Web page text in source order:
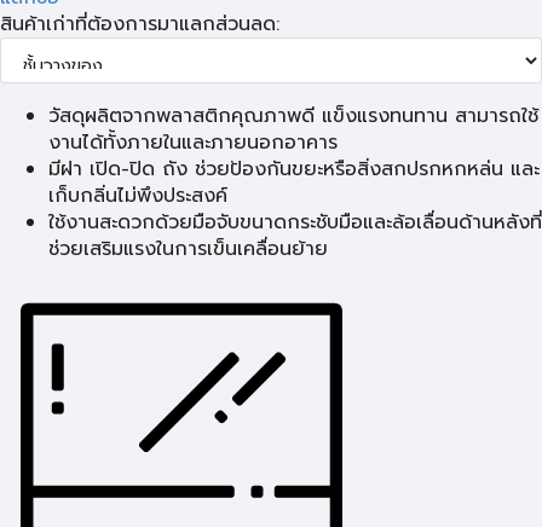
สินค้าเก่าที่ต้องการมาแลกส่วนลด:
วัสดุผลิตจากพลาสติกคุณภาพดี แข็งแรงทนทาน สามารถใช้
งานได้ทั้งภายในและภายนอกอาคาร
มีฝา เปิด-ปิด ถัง ช่วยป้องกันขยะหรือสิ่งสกปรกหกหล่น และ
เก็บกลิ่นไม่พึงประสงค์
ใช้งานสะดวกด้วยมือจับขนาดกระชับมือและล้อเลื่อนด้านหลังที่
ช่วยเสริมแรงในการเข็นเคลื่อนย้าย